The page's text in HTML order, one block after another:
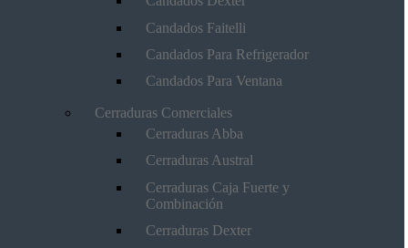
Candados Faitelli
Candados Para Refrigerador
Candados Para Ventana
Cerraduras Comerciales
Cerraduras Abba
Cerraduras Austral
Cerraduras Caja Fuerte y
Combinación
Cerraduras Dexter